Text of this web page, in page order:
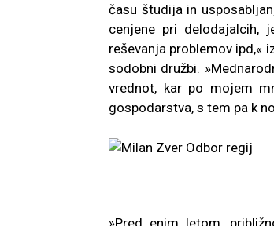
času študija in
cenjene pri delodajalcih,
reševanja problemov ipd,«
sodobni družbi.
vrednot, kar po mojem
gospodarstva, s tem pa k
»Pred enim letom,